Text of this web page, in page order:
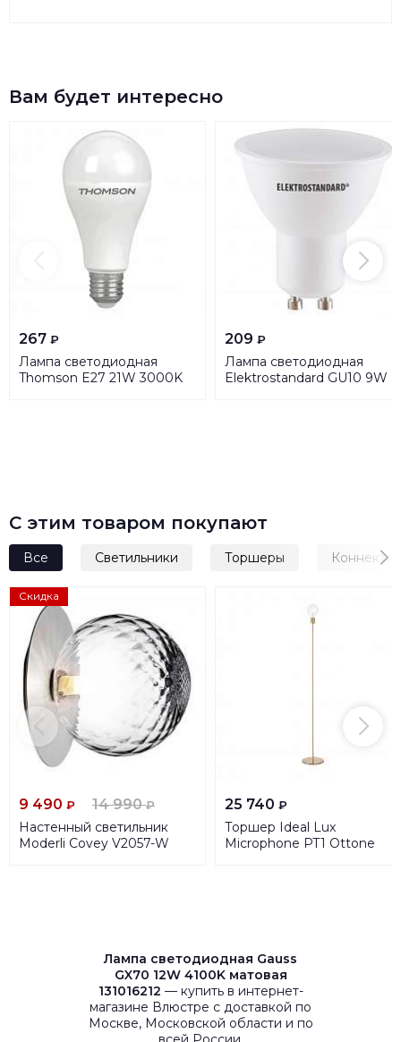
Вам будет интересно
267 ₽
Лампа светодиодная
Thomson E27 21W 3000K
209 ₽
Лампа светодиодная
Elektrostandard GU10 9W
С этим товаром покупают
Все Светильники Торшеры
Скидка
9 490 ₽ 14 990₽
Настенный светильник
Moderli Covey V2057-W
25 740 ₽
Торшер Ideal Lux
Microphone PT1 Ottone
Лампа светодиодная Gauss
GX70 12W 4100K матовая
131016212 — купить в интернет-
магазине Влюстре с доставкой по
Москве, Московской области и по